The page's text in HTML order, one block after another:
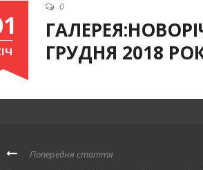
0
ГРУДНЯ 2018
Попередня стаття